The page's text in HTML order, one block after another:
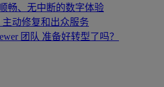
畅、无中断的数字体验
主动修复和出众服务
团队 准备好转型了吗？